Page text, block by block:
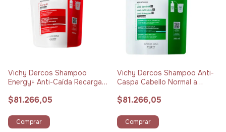
Vichy Dercos Shampoo
Energy+ Anti-Caída Recarga x
$81.266,05
Comprar
Vichy Dercos Shampoo Anti-
Caspa Cabello Normal a
$81.266,05
Comprar